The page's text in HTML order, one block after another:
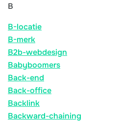
B
B-locatie
B-merk
B2b-webdesign
Babyboomers
Back-end
Back-office
Backlink
Backward-chaining